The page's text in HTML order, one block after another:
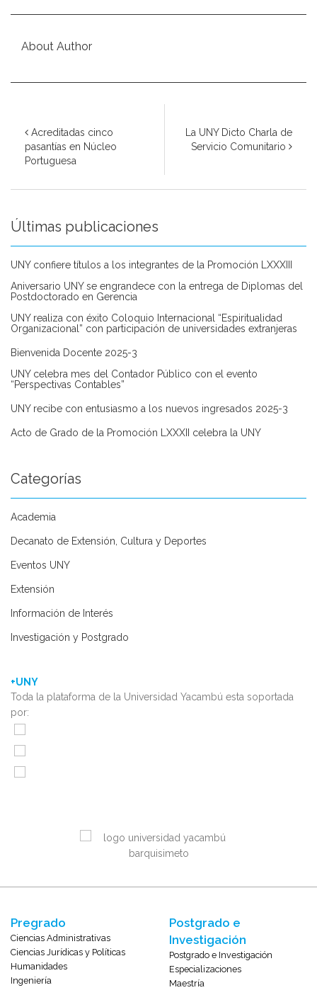
About Author
Acreditadas cinco
pasantías en Núcleo
Portuguesa
La UNY Dicto Charla de
Servicio Comunitario
Últimas publicaciones
UNY confiere títulos a los integrantes de la Promoción LXXXIII
Aniversario UNY se engrandece con la entrega de Diplomas del
Postdoctorado en Gerencia
UNY realiza con éxito Coloquio Internacional “Espiritualidad
Organizacional” con participación de universidades extranjeras
Bienvenida Docente 2025-3
UNY celebra mes del Contador Público con el evento
“Perspectivas Contables”
UNY recibe con entusiasmo a los nuevos ingresados 2025-3
Acto de Grado de la Promoción LXXXII celebra la UNY
Categorías
Academia
Decanato de Extensión, Cultura y Deportes
Eventos UNY
Extensión
Información de Interés
Investigación y Postgrado
+UNY
Toda la plataforma de la Universidad Yacambú esta soportada
por:
Pregrado
Ciencias Administrativas
Ciencias Jurídicas y Políticas
Humanidades
Ingeniería
Postgrado e
Investigación
Postgrado e Investigación
Especializaciones
Maestría